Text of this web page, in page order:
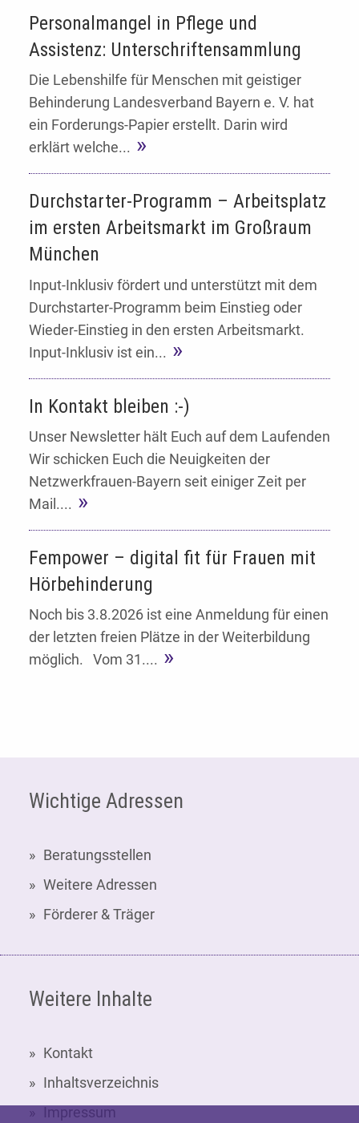
Personalmangel in Pflege und
Assistenz: Unterschriftensammlung
Die Lebenshilfe für Menschen mit geistiger
Behinderung Landesverband Bayern e. V. hat
ein Forderungs-Papier erstellt. Darin wird
erklärt welche...
Durchstarter-Programm – Arbeitsplatz
im ersten Arbeitsmarkt im Großraum
München
Input-Inklusiv fördert und unterstützt mit dem
Durchstarter-Programm beim Einstieg oder
Wieder-Einstieg in den ersten Arbeitsmarkt.
Input-Inklusiv ist ein...
In Kontakt bleiben :-)
Unser Newsletter hält Euch auf dem Laufenden
Wir schicken Euch die Neuigkeiten der
Netzwerkfrauen-Bayern seit einiger Zeit per
Mail....
Fempower – digital fit für Frauen mit
Hörbehinderung
Noch bis 3.8.2026 ist eine Anmeldung für einen
der letzten freien Plätze in der Weiterbildung
möglich. Vom 31....
Wichtige Adressen
Beratungsstellen
Weitere Adressen
Förderer & Träger
Weitere Inhalte
Kontakt
Inhaltsverzeichnis
Impressum